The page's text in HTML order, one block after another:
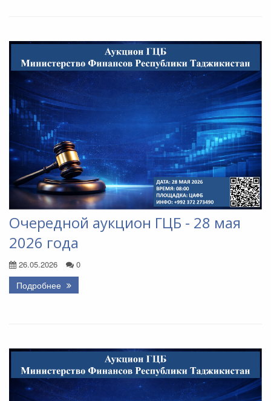
Очередной аукцион ГЦБ - 28 мая
2026 года
26.05.2026 0
Подробнее